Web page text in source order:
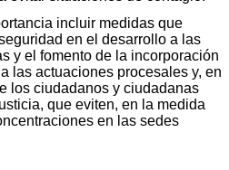
incluir medidas que
en el desarrollo a las
y el fomento de la incorporación
las actuaciones procesales y, en
los ciudadanos y ciudadanas
que eviten, en la medida
en las sedes